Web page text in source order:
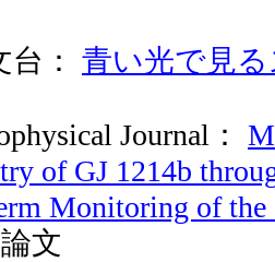
台： 青い光で見
Journal：
of GJ 1214b
Monitoring of
論文